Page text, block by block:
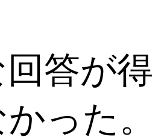
答が得
った。